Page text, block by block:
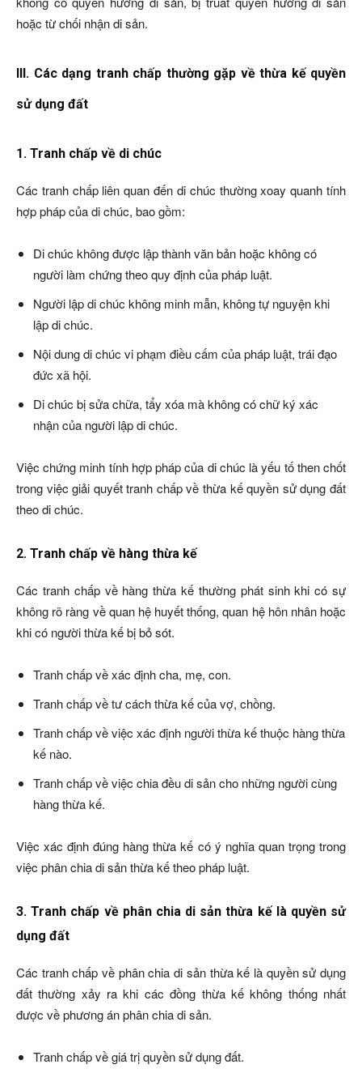
hoặc từ chối nhận di sản.
III. Các dạng tranh chấp thường gặp về thừa kế quyền
sử dụng đất
1. Tranh chấp về di chúc
Các tranh chấp liên quan đến di chúc thường xoay quanh tính
hợp pháp của di chúc, bao gồm:
Di chúc không được lập thành văn bản hoặc không có
người làm chứng theo quy định của pháp luật.
Người lập di chúc không minh mẫn, không tự nguyện khi
lập di chúc.
Nội dung di chúc vi phạm điều cấm của pháp luật, trái đạo
đức xã hội.
Di chúc bị sửa chữa, tẩy xóa mà không có chữ ký xác
nhận của người lập di chúc.
Việc chứng minh tính hợp pháp của di chúc là yếu tố then chốt
trong việc giải quyết tranh chấp về thừa kế quyền sử dụng đất
theo di chúc.
2. Tranh chấp về hàng thừa kế
Các tranh chấp về hàng thừa kế thường phát sinh khi có sự
không rõ ràng về quan hệ huyết thống, quan hệ hôn nhân hoặc
khi có người thừa kế bị bỏ sót.
Tranh chấp về xác định cha, mẹ, con.
Tranh chấp về tư cách thừa kế của vợ, chồng.
Tranh chấp về việc xác định người thừa kế thuộc hàng thừa
kế nào.
Tranh chấp về việc chia đều di sản cho những người cùng
hàng thừa kế.
Việc xác định đúng hàng thừa kế có ý nghĩa quan trọng trong
việc phân chia di sản thừa kế theo pháp luật.
3. Tranh chấp về phân chia di sản thừa kế là quyền sử
dụng đất
Các tranh chấp về phân chia di sản thừa kế là quyền sử dụng
đất thường xảy ra khi các đồng thừa kế không thống nhất
được về phương án phân chia di sản.
Tranh chấp về giá trị quyền sử dụng đất.